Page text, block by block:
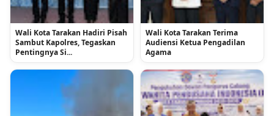
Wali Kota Tarakan Hadiri Pisah
Sambut Kapolres, Tegaskan
Pentingnya Si...
Wali Kota Tarakan Terima
Audiensi Ketua Pengadilan
Agama